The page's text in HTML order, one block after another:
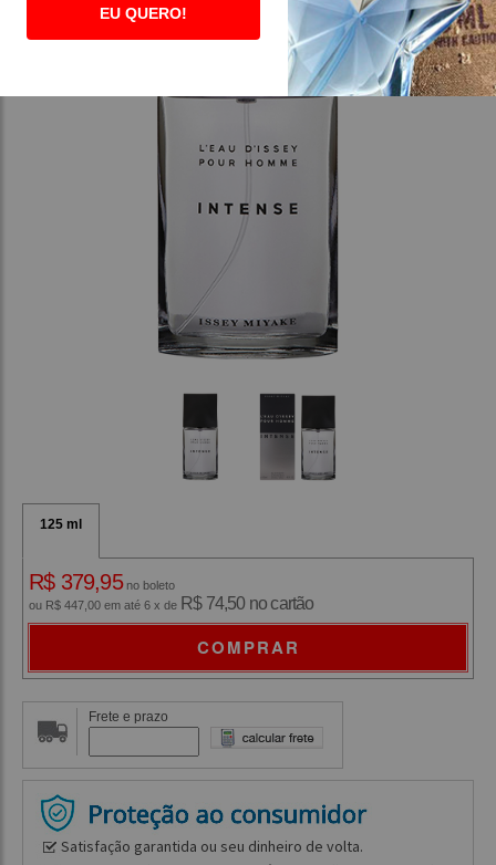
125 ml
R$ 379,95no boleto
ou R$ 447,00 em até 6 x de R$ 74,50 no cartão
COMPRAR
Frete e prazo
Satisfação garantida ou seu dinheiro de volta.
EU QUERO!